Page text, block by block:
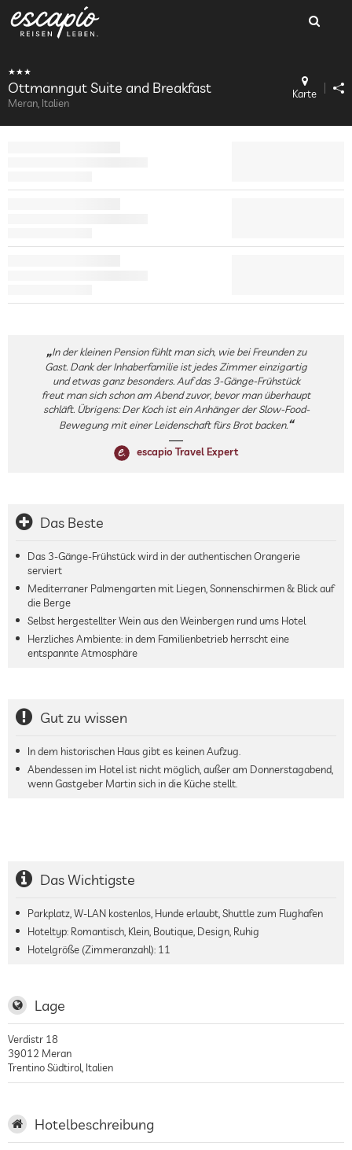
Ottmanngut Suite and Breakfast
Meran, Italien
Karte
In der kleinen Pension fühlt man sich, wie bei Freunden zu
Gast. Dank der Inhaberfamilie ist jedes Zimmer einzigartig
und etwas ganz besonders. Auf das 3-Gänge-Frühstück
freut man sich schon am Abend zuvor, bevor man überhaupt
schläft. Übrigens: Der Koch ist ein Anhänger der Slow-Food-
Bewegung mit einer Leidenschaft fürs Brot backen.
escapio Travel Expert
Das Beste
Das 3-Gänge-Frühstück wird in der authentischen Orangerie
serviert
Mediterraner Palmengarten mit Liegen, Sonnenschirmen & Blick auf
die Berge
Selbst hergestellter Wein aus den Weinbergen rund ums Hotel
Herzliches Ambiente: in dem Familienbetrieb herrscht eine
entspannte Atmosphäre
Gut zu wissen
In dem historischen Haus gibt es keinen Aufzug.
Abendessen im Hotel ist nicht möglich, außer am Donnerstagabend,
wenn Gastgeber Martin sich in die Küche stellt.
Das Wichtigste
Parkplatz, W-LAN kostenlos, Hunde erlaubt, Shuttle zum Flughafen
Hoteltyp: Romantisch, Klein, Boutique, Design, Ruhig
Hotelgröße (Zimmeranzahl): 11
Lage
Verdistr 18
39012 Meran
Trentino Südtirol Italien
Hotelbeschreibung